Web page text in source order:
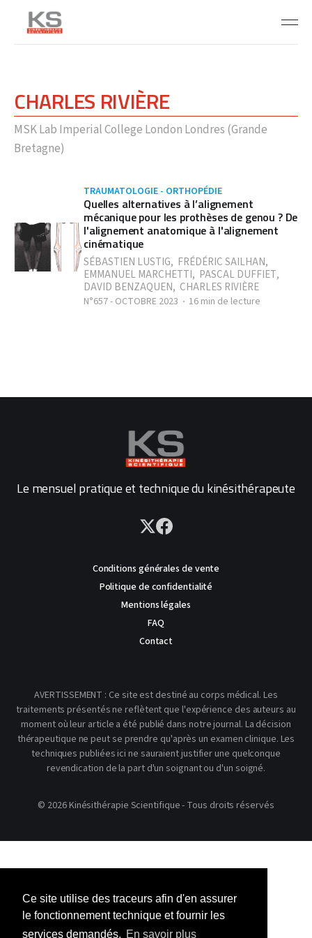
Ce site utilise des traceurs afin d'en assurer
le fonctionnement technique et fournir les
services demandés. En savoir plus
CHARLES RIVIÈRE
MSK Lab Imperial College London Londres (Grande
Bretagne)
TRAUMATOLOGIE - ORTHOPÉDIE
Quelles alternatives à l’alignement
mécanique pour les prothèses de genou ? De
l'alignement anatomique à l'alignement
cinématique
SÉBASTIEN LUSTIG, FRÉDÉRIC SAILHAN,
EMMANUEL MARCHETTI, PASCAL DUFFIET,
DAVID BENZAQUEN, CHARLES RIVIÈRE
N°657 - OCTOBRE 2023 16 min de lecture
Le mensuel pratique et technique du kinésithérapeute
Conditions générales de vente
Politique de confidentialité
Mentions légales
FAQ
Contact
AVERTISSEMENT : Ce site est destiné au corps médical. Les
traitements présentés ne reflètent que l'expérience des auteurs au
moment où leur article a été publié dans notre journal. La décision
thérapeutique ne peut se prendre qu'après un examen clinique. Les
techniques publiées ici ne sauraient justifier une quelconque
revendication de la part d'un soignant ou d'un soigné.
© 2026 Kinésithérapie Scientifique - Tous droits réservés